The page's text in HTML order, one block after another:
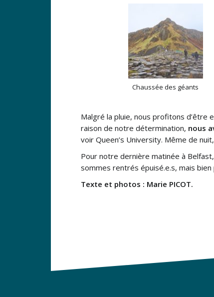
Chaussée des géants
Malgré la pluie, nous profitons
raison de notre détermination, nous
voir Queen’s University. Même de
Pour notre dernière matinée à
sommes rentrés épuisé.e.s, mais
Texte et photos : Marie PICOT.